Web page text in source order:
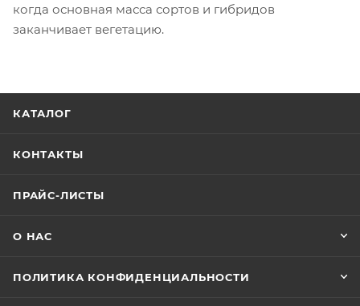
когда основная масса сортов и гибридов
заканчивает вегетацию.
КАТАЛОГ
КОНТАКТЫ
ПРАЙС-ЛИСТЫ
О НАС
ПОЛИТИКА КОНФИДЕНЦИАЛЬНОСТИ